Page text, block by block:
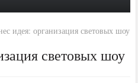
идея: организация световых шоу
световых шоу